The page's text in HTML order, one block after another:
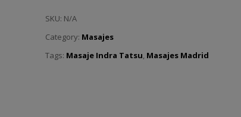
SKU: N/A
Category: Masajes
Tags: Masaje Indra Tatsu, Masajes Madrid